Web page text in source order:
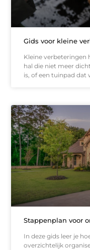
Gids voor kleine
Kleine verbeteringen
hal die niet meer
is, of een tuinpad dat
Stappenplan voor
In deze gids leer je
overzichtelijk